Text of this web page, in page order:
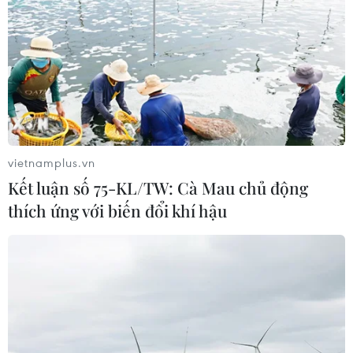
Sri Lanka triển khai quân đội sau làn
sóng vượt ngục bất thành
07/08/2026 10:35
Thụy Sĩ khó đạt mục tiêu giảm phát
thải khí nhà kính vào năm 2030
07/08/2026 09:42
Bão Dolphin càn quét các đảo miền
vietnamplus.vn
Kết luận số 75-KL/TW: Cà Mau chủ động
thích ứng với biến đổi khí hậu